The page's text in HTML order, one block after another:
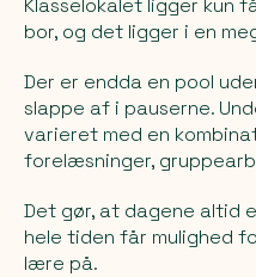
bor, og det ligger i en
Der er endda en pool
slappe af i pauserne.
varieret med en
forelæsninger,
Det gør, at dagene altid
hele tiden får mulighed
lære på.